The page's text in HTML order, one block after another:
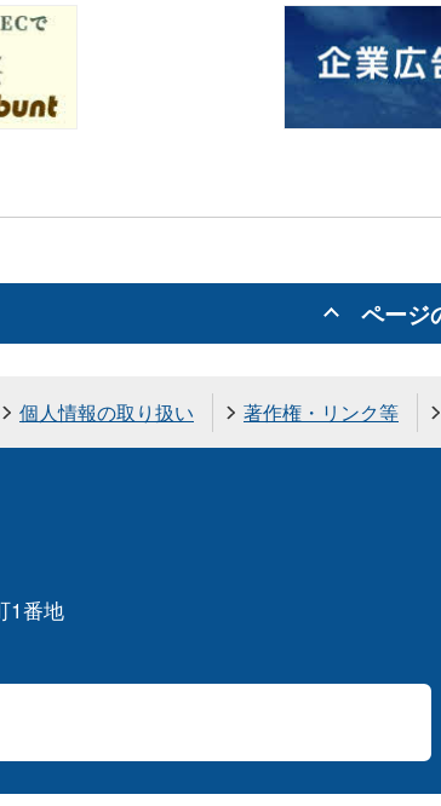
ページ
個人情報の取り扱い 著作権・リンク等
1番地